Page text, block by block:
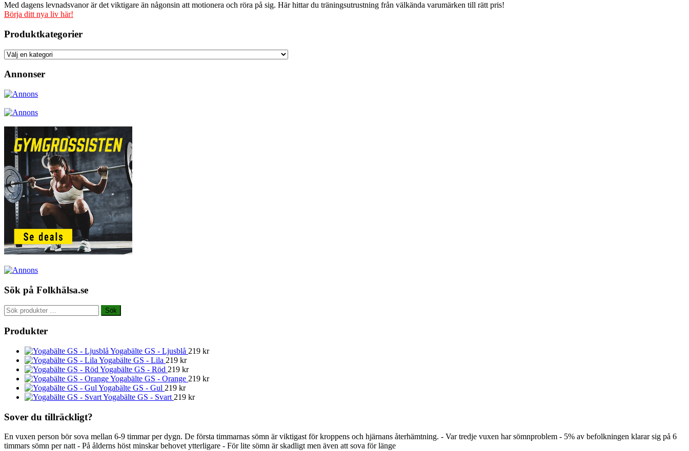
Med dagens levnadsvanor är det viktigare än någonsin att motionera och röra på sig. Här hittar du träningsutrustning från välkända varumärken till rätt pris!
Börja ditt nya liv här!
Produktkategorier
Annonser
Sök på Folkhälsa.se
Sök
efter:
Sök
Produkter
Yogabälte GS - Ljusblå 219 kr
Yogabälte GS - Lila 219 kr
Yogabälte GS - Röd 219 kr
Yogabälte GS - Orange 219 kr
Yogabälte GS - Gul 219 kr
Yogabälte GS - Svart 219 kr
Sover du tillräckligt?
En vuxen person bör sova mellan 6-9 timmar per dygn. De första timmarnas sömn är viktigast för kroppens och hjärnans återhämtning. - Var tredje vuxen har sömnproblem - 5% av befolkningen klarar sig på 6
timmars sömn per natt - På ålderns höst minskar behovet ytterligare - För lite sömn är skadligt men även att sova för länge